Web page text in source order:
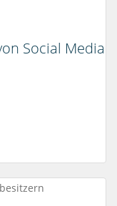
Social Media